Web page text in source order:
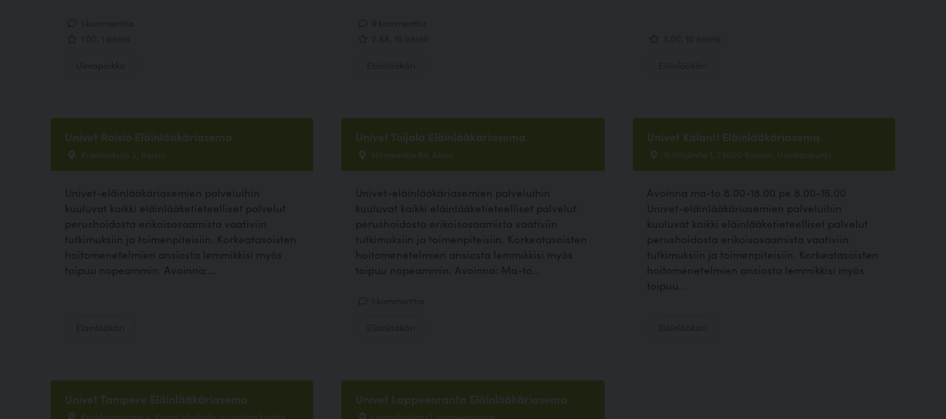
Univet Raisio Eläinlääkäriasema
Kreetankuja 2, Raisio
Univet-eläinlääkäriasemien palveluihin
kuuluvat kaikki eläinlääketieteelliset palvelut
perushoidosta erikoisosaamista vaativiin
tutkimuksiin ja toimenpiteisiin. Korkeatasoisten
hoitomenetelmien ansiosta lemmikkisi myös
toipuu nopeammin. Avoinna:...
Univet Toijala Eläinlääkäriasema
Hämeentie 64, Akaa
Univet-eläinlääkäriasemien palveluihin
kuuluvat kaikki eläinlääketieteelliset palvelut
perushoidosta erikoisosaamista vaativiin
tutkimuksiin ja toimenpiteisiin. Korkeatasoisten
hoitomenetelmien ansiosta lemmikkisi myös
toipuu nopeammin. Avoinna: Ma-to...
Univet Kalanti Eläinlääkäriasema
Yrittäjäntie 1, 23600 Kalanti, Uusikaupunki
Avoinna ma-to 8.00-18.00 pe 8.00-16.00
Univet-eläinlääkäriasemien palveluihin
kuuluvat kaikki eläinlääketieteelliset palvelut
perushoidosta erikoisosaamista vaativiin
tutkimuksiin ja toimenpiteisiin. Korkeatasoisten
hoitomenetelmien ansiosta lemmikkisi myös
toipuu...
Univet Tampere Eläinlääkäriasema
Kuokkamaantie 4, Käynti klinikalle sisäpihan kautta,
Univet Lappeenranta Eläinlääkäriasema
Lemmikinkatu 1, Lappeenranta